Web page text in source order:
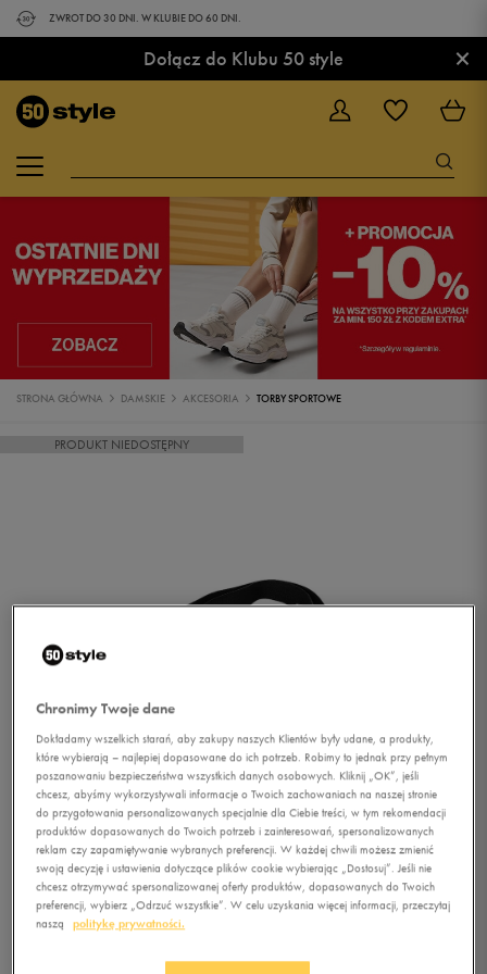
ZWROT DO 30 DNI. W KLUBIE DO 60 DNI.
Dołącz do Klubu 50 style ×
STRONA GŁÓWNA DAMSKIE AKCESORIA TORBY SPORTOWE
PRODUKT NIEDOSTĘPNY
1/3
Chronimy Twoje dane
Dokładamy wszelkich starań, aby zakupy naszych Klientów były udane, a produkty,
które wybierają – najlepiej dopasowane do ich potrzeb. Robimy to jednak przy pełnym
poszanowaniu bezpieczeństwa wszystkich danych osobowych. Kliknij „OK”, jeśli
chcesz, abyśmy wykorzystywali informacje o Twoich zachowaniach na naszej stronie
do przygotowania personalizowanych specjalnie dla Ciebie treści, w tym rekomendacji
produktów dopasowanych do Twoich potrzeb i zainteresowań, spersonalizowanych
reklam czy zapamiętywanie wybranych preferencji. W każdej chwili możesz zmienić
swoją decyzję i ustawienia dotyczące plików cookie wybierając „Dostosuj”. Jeśli nie
chcesz otrzymywać spersonalizowanej oferty produktów, dopasowanych do Twoich
preferencji, wybierz „Odrzuć wszystkie”. W celu uzyskania więcej informacji, przeczytaj
naszą
politykę prywatności.